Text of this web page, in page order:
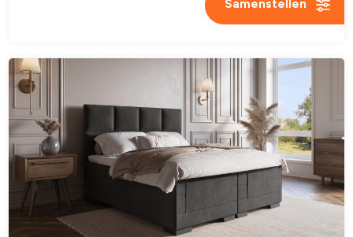
Samenstellen